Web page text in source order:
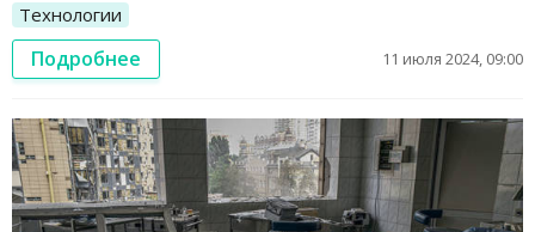
Технологии
Подробнее 11 июля 2024, 09:00